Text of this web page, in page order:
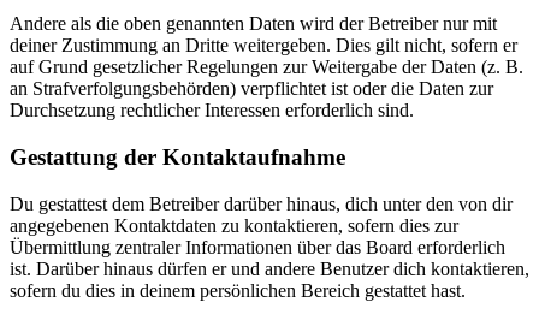
Andere als die oben genannten Daten wird der Betreiber nur mit
deiner Zustimmung an Dritte weitergeben. Dies gilt nicht, sofern er
auf Grund gesetzlicher Regelungen zur Weitergabe der Daten (z. B.
an Strafverfolgungsbehörden) verpflichtet ist oder die Daten zur
Durchsetzung rechtlicher Interessen erforderlich sind.
Gestattung der Kontaktaufnahme
Du gestattest dem Betreiber darüber hinaus, dich unter den von dir
angegebenen Kontaktdaten zu kontaktieren, sofern dies zur
Übermittlung zentraler Informationen über das Board erforderlich
ist. Darüber hinaus dürfen er und andere Benutzer dich kontaktieren,
sofern du dies in deinem persönlichen Bereich gestattet hast.